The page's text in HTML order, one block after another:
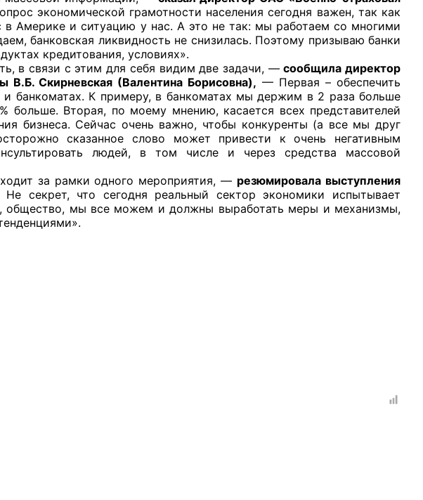
экономической грамотности населения сегодня важен, так как
Америке и ситуацию у нас. А это не так: мы работаем со многими
банковская ликвидность не снизилась. Поэтому призываю банки
кредитования, условиях».
в связи с этим для себя видим две задачи, —сообщила директор
Скирневская (Валентина Борисовна), — Первая – обеспечить
и банкоматах. К примеру, в банкоматах мы держим в 2 раза больше
больше. Вторая, по моему мнению, касается всех представителей
бизнеса. Сейчас очень важно, чтобы конкуренты (а все мы друг
сказанное слово может привести к очень негативным
людей, в том числе и через средства массовой
за рамки одного мероприятия, — резюмировала выступления
секрет, что сегодня реальный сектор экономики испытывает
общество, мы все можем и должны выработать меры и механизмы,